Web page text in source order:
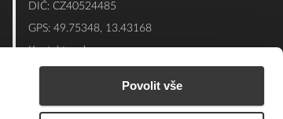
Povolit vše
DIČ: CZ40524485
GPS: 49.75348, 13.43168
Kontakt e-shop:
Po - Pá: 7:00 - 15:30
377 432 365
Technická podpora: 377 432 311